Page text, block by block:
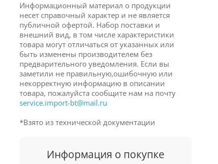
Информационный материал о продукции
несет справочный характер и не является
публичной офертой. Набор поставки и
внешний вид, в том числе характеристики
товара могут отличаться от указанных или
быть изменены производителем без
предварительного уведомления. Если вы
заметили не правильную,ошибочную или
некорректную информацию в описании
товара, пожалуйста сообщите нам на почту
service.import-bt@mail.ru
*Взято из технической документации
Информация о покупке